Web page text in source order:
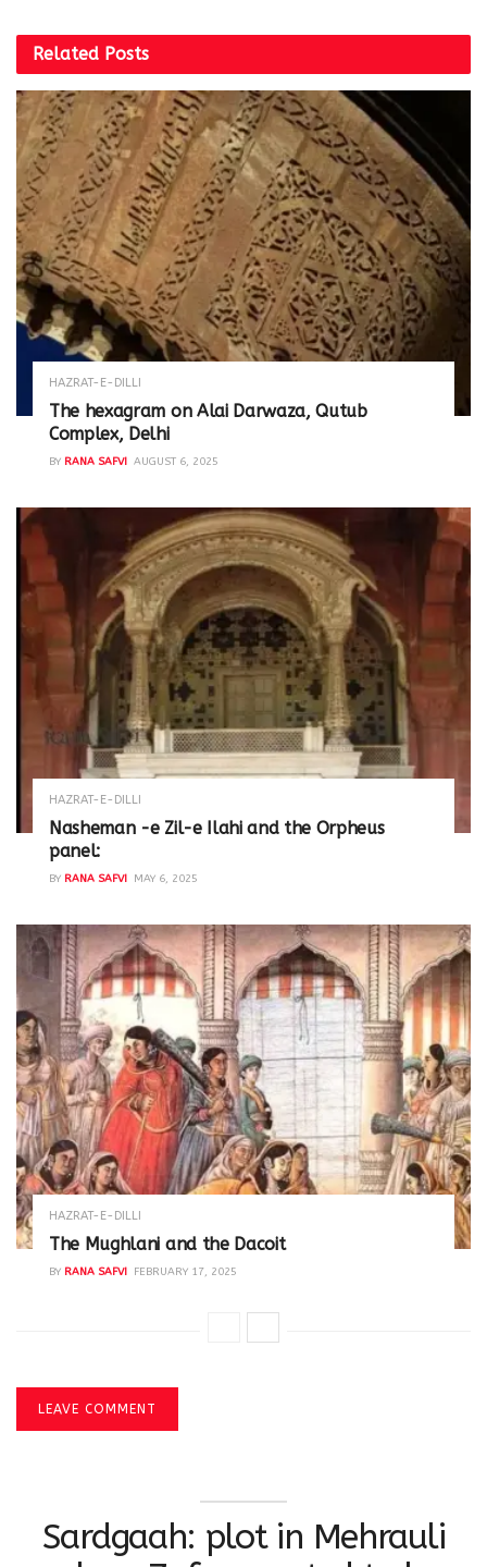
Related Posts
HAZRAT-E-DILLI
The hexagram on Alai Darwaza, Qutub
Complex, Delhi
BY RANA SAFVI AUGUST 6, 2025
HAZRAT-E-DILLI
Nasheman -e Zil-e Ilahi and the Orpheus
panel:
BY RANA SAFVI MAY 6, 2025
HAZRAT-E-DILLI
The Mughlani and the Dacoit
BY RANA SAFVI FEBRUARY 17, 2025
LEAVE COMMENT
Sardgaah: plot in Mehrauli